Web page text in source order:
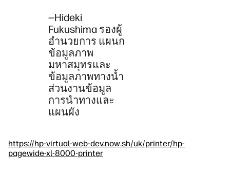
—Hideki
Fukushima รองผู้
อำนวยการ แผนก
ข้อมูลภาพ
มหาสมุทรและ
ข้อมูลภาพทางน้ำ
ส่วนงานข้อมูล
การนำทางและ
แผนผัง
https://hp-virtual-web-dev.now.sh/uk/printer/hp-
pagewide-xl-8000-printer